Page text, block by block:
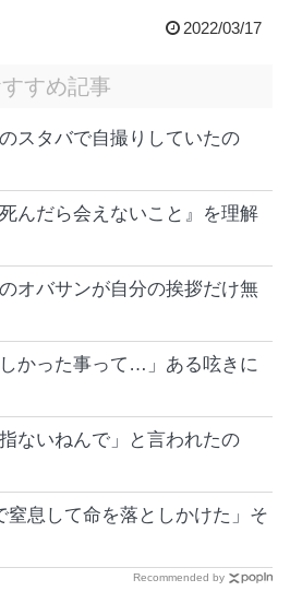
2022/03/17
すめ記事
スタバで自撮りしていたの
んだら会えないこと』を理解
オバサンが自分の挨拶だけ無
かった事って…」ある呟きに
ないねんで」と言われたの
窒息して命を落としかけた」そ
Recommended by